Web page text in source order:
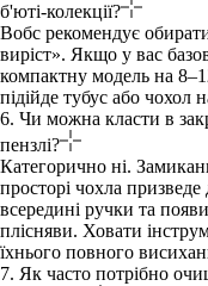
б'юті-колекції?
Вобс рекомендує
виріст». Якщо у вас
компактну модель на
підійде тубус або чохол
6. Чи можна класти в
пензлі?
Категорично ні.
просторі чохла
всередині ручки та
плісняви. Ховати
їхнього повного
7. Як часто потрібно